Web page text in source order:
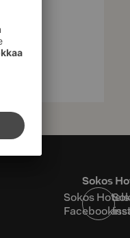
Sokos
Sokos Hotels